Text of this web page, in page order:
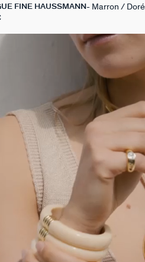
FINE HAUSSMANN Marron / Doré